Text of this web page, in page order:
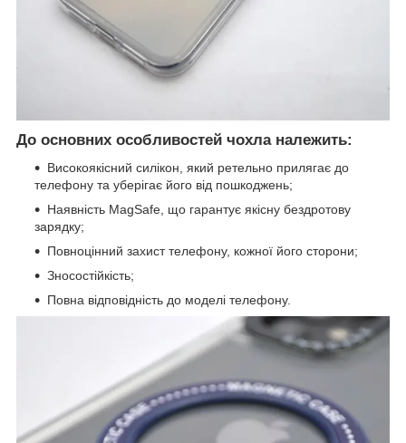
До основних особливостей чохла належить:
Високоякісний силікон, який ретельно прилягає до
телефону та уберігає його від пошкоджень;
Наявність MagSafe, що гарантує якісну бездротову
зарядку;
Повноцінний захист телефону, кожної його сторони;
Зносостійкість;
Повна відповідність до моделі телефону.